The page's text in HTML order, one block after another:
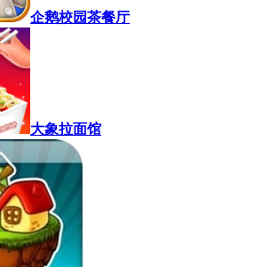
企鹅校园茶餐厅
大象拉面馆